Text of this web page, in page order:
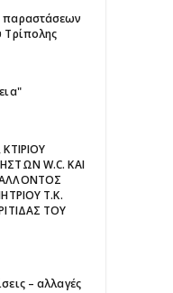
παραστάσεων
W.C. ΚΑΙ
Τ.Κ.
ΤΟΥ
– αλλαγές